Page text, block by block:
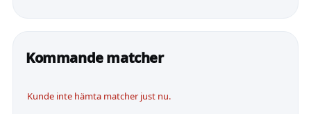
Kommande matcher
Kunde inte hämta matcher just nu.